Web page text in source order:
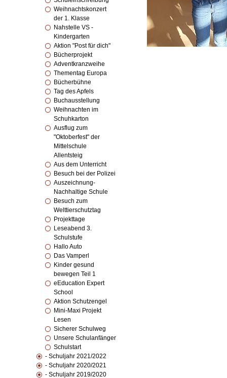
Weihnachtskonzert
der 1. Klasse
Nahstelle VS -
Kindergarten
Aktion "Post für dich"
Bücherprojekt
Adventkranzweihe
Thementag Europa
Bücherbühne
Tag des Apfels
Buchausstellung
Weihnachten im
Schuhkarton
Ausflug zum
"Oktoberfest" der
Mittelschule
Allentsteig
Aus dem Unterricht
Besuch bei der Polizei
Auszeichnung-
Nachhaltige Schule
Besuch zum
Welttierschutztag
Projekttage
Leseabend 3.
Schulstufe
Hallo Auto
Das Vamperl
Kinder gesund
bewegen Teil 1
eEducation Expert
School
Aktion Schutzengel
Mini-Maxi Projekt
Lesen
Sicherer Schulweg
Unsere Schulanfänger
Schulstart
- Schuljahr 2021/2022
- Schuljahr 2020/2021
- Schuljahr 2019/2020